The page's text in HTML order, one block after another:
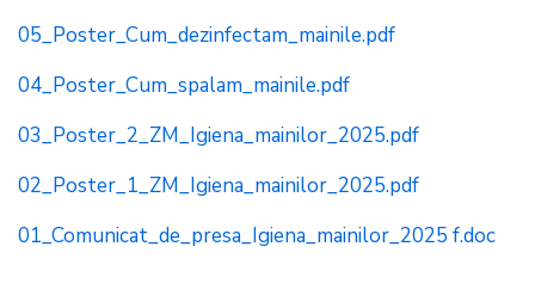
05_Poster_Cum_dezinfectam_mainile.pdf
04_Poster_Cum_spalam_mainile.pdf
03_Poster_2_ZM_Igiena_mainilor_2025.pdf
02_Poster_1_ZM_Igiena_mainilor_2025.pdf
01_Comunicat_de_presa_Igiena_mainilor_2025 f.doc